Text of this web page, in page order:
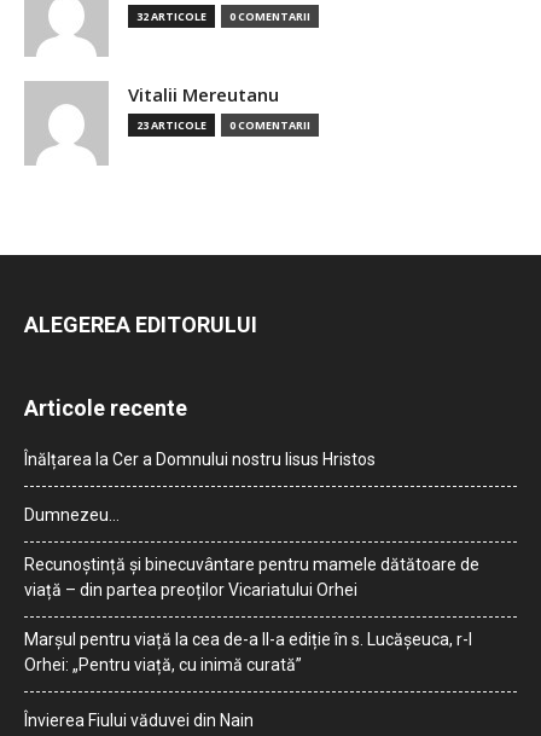
32 ARTICOLE 0 COMENTARII
Vitalii Mereutanu
23 ARTICOLE 0 COMENTARII
ALEGEREA EDITORULUI
Articole recente
Înălțarea la Cer a Domnului nostru Iisus Hristos
Dumnezeu…
Recunoștință și binecuvântare pentru mamele dătătoare de
viață – din partea preoților Vicariatului Orhei
Marșul pentru viață la cea de-a II-a ediție în s. Lucășeuca, r-l
Orhei: „Pentru viață, cu inimă curată”
Învierea Fiului văduvei din Nain